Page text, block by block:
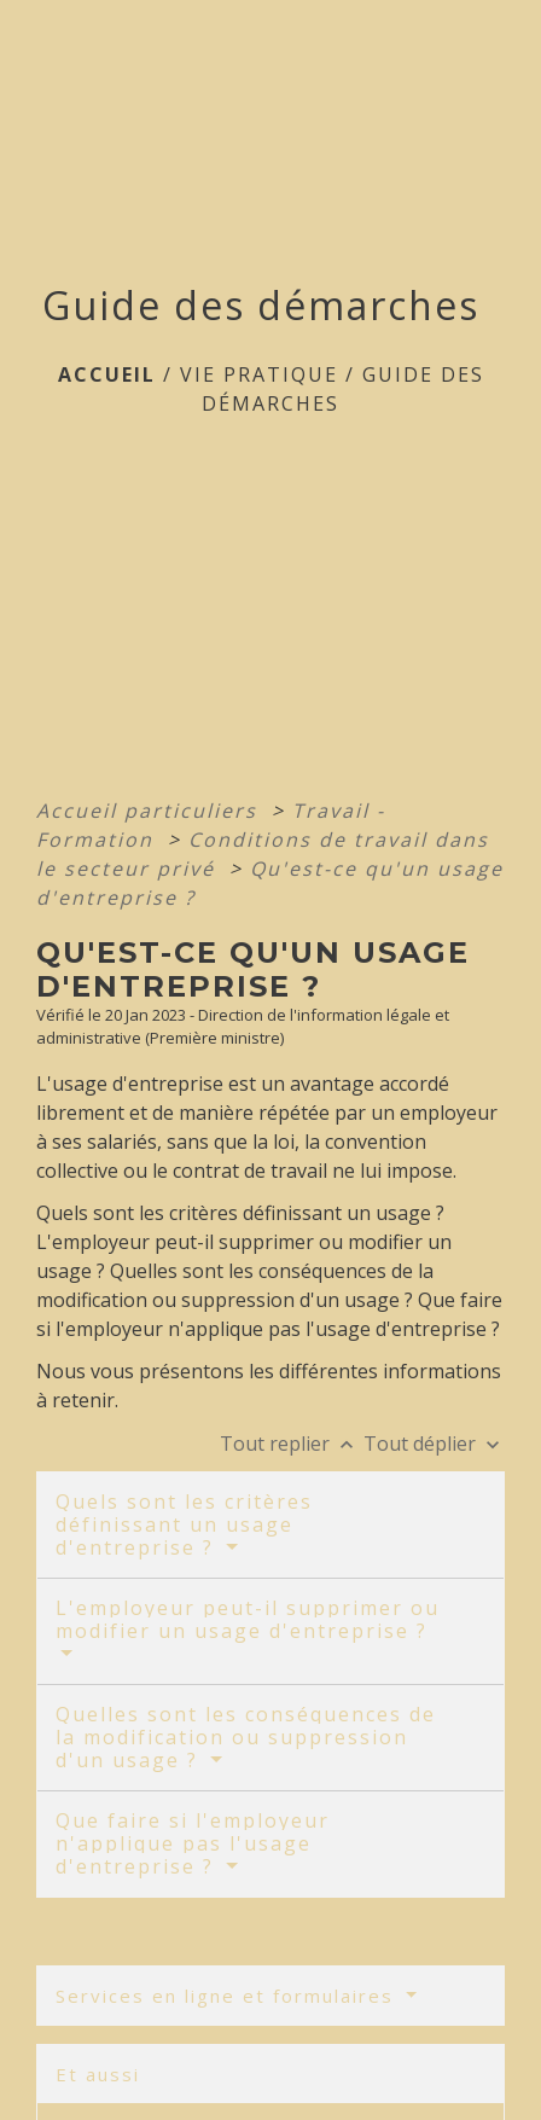
Guide des démarches
ACCUEIL / VIE PRATIQUE / GUIDE DES
DÉMARCHES
Accueil particuliers > Travail -
Formation
> Conditions de travail dans
le secteur privé
> Qu'est-ce qu'un usage
d'entreprise ?
QU'EST-CE QU'UN USAGE
D'ENTREPRISE ?
Vérifié le 20 Jan 2023 - Direction de l'information légale et
administrative (Première ministre)
L'usage d'entreprise est un avantage accordé
librement et de manière répétée par un employeur
à ses salariés, sans que la loi, la convention
collective ou le contrat de travail ne lui impose.
Quels sont les critères définissant un usage ?
L'employeur peut-il supprimer ou modifier un
usage ? Quelles sont les conséquences de la
modification ou suppression d'un usage ? Que faire
si l'employeur n'applique pas l'usage d'entreprise ?
Nous vous présentons les différentes informations
à retenir.
Tout replier keyboard_arrow_up Tout déplier keyboard_arrow_down
Quels sont les critères
définissant un usage
d'entreprise ?
L'employeur peut-il supprimer ou
modifier un usage d'entreprise ?
Quelles sont les conséquences de
la modification ou suppression
d'un usage ?
Que faire si l'employeur
n'applique pas l'usage
d'entreprise ?
Services en ligne et formulaires
Et aussi